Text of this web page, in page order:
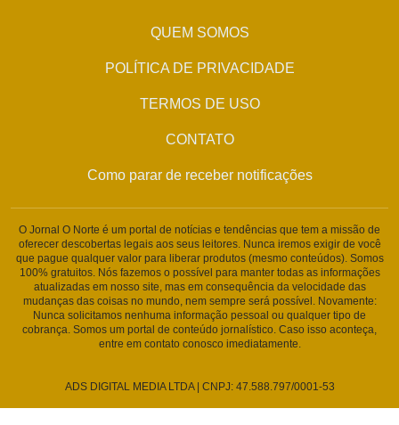
QUEM SOMOS
POLÍTICA DE PRIVACIDADE
TERMOS DE USO
CONTATO
Como parar de receber notificações
O Jornal O Norte é um portal de notícias e tendências que tem a missão de
oferecer descobertas legais aos seus leitores. Nunca iremos exigir de você
que pague qualquer valor para liberar produtos (mesmo conteúdos). Somos
100% gratuitos. Nós fazemos o possível para manter todas as informações
atualizadas em nosso site, mas em consequência da velocidade das
mudanças das coisas no mundo, nem sempre será possível. Novamente:
Nunca solicitamos nenhuma informação pessoal ou qualquer tipo de
cobrança. Somos um portal de conteúdo jornalístico. Caso isso aconteça,
entre em contato conosco imediatamente.
ADS DIGITAL MEDIA LTDA | CNPJ: 47.588.797/0001-53